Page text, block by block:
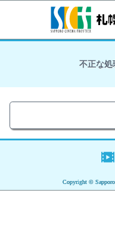
不正な処
Copyright ©